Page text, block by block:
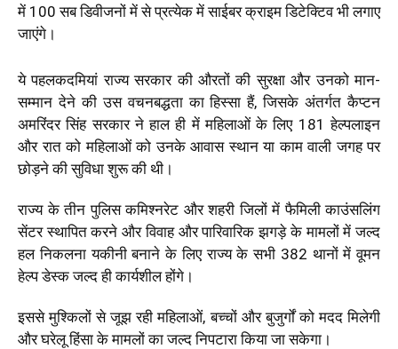
में 100 सब डिवीजनों में से प्रत्येक में साईबर क्राइम डिटेक्टिव भी लगाए
जाएंगे।
ये पहलकदमियां राज्य सरकार की औरतों की सुरक्षा और उनको मान-
सम्मान देने की उस वचनबद्धता का हिस्सा हैं, जिसके अंतर्गत कैप्टन
अमरिंदर सिंह सरकार ने हाल ही में महिलाओं के लिए 181 हेल्पलाइन
और रात को महिलाओं को उनके आवास स्थान या काम वाली जगह पर
छोड़ने की सुविधा शुरू की थी।
राज्य के तीन पुलिस कमिश्नरेट और शहरी जिलों में फैमिली काउंसलिंग
सेंटर स्थापित करने और विवाह और पारिवारिक झगड़े के मामलों में जल्द
हल निकलना यकीनी बनाने के लिए राज्य के सभी 382 थानों में वूमन
हेल्प डेस्क जल्द ही कार्यशील होंगे।
इससे मुश्किलों से जूझ रही महिलाओं, बच्चों और बुजुर्गों को मदद मिलेगी
और घरेलू हिंसा के मामलों का जल्द निपटारा किया जा सकेगा।